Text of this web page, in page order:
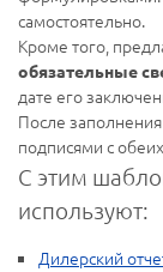
самостоятельно.
Кроме того,
обязательные
дате его
После
подписями с
С этим
используют:
Дилерский